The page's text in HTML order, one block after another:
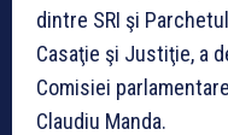
dintre SRI şi
Casaţie şi Justiţie, a
Comisiei
Claudiu Manda.